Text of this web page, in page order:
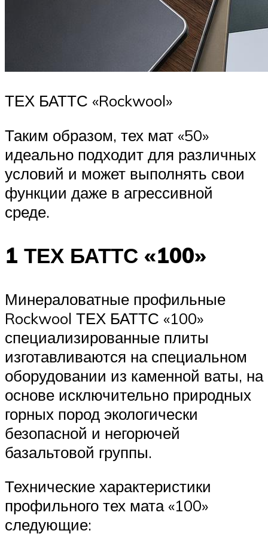
ТЕХ БАТТС «Rockwool»
Таким образом, тех мат «50»
идеально подходит для различных
условий и может выполнять свои
функции даже в агрессивной
среде.
1 ТЕХ БАТТС «100»
Минераловатные профильные
Rockwool ТЕХ БАТТС «100»
специализированные плиты
изготавливаются на специальном
оборудовании из каменной ваты, на
основе исключительно природных
горных пород экологически
безопасной и негорючей
базальтовой группы.
Технические характеристики
профильного тех мата «100»
следующие: